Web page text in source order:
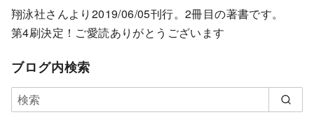
翔泳社さんより2019/06/05刊行。2冊目の著書です。
第4刷決定！ご愛読ありがとうございます
ブログ内検索